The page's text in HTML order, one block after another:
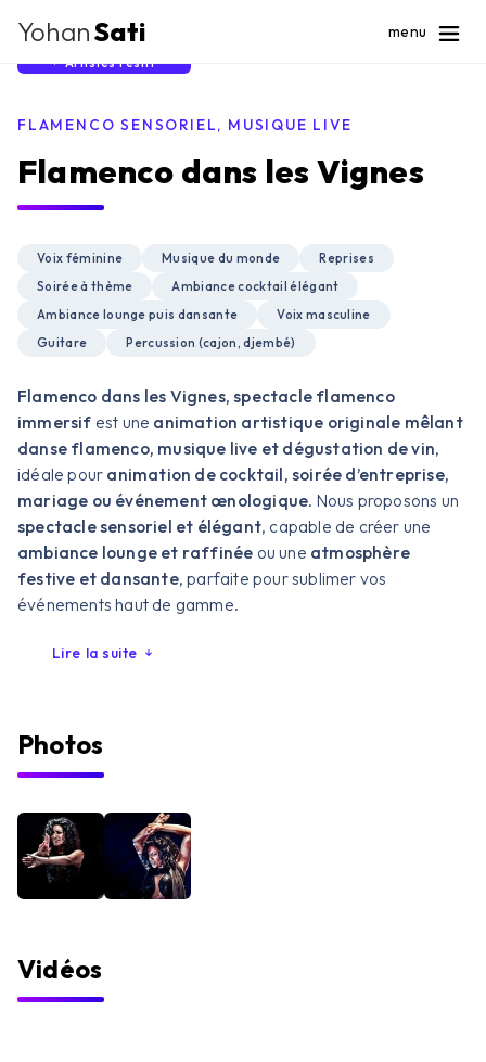
YohanSati menu
Artistes Festif
FLAMENCO SENSORIEL, MUSIQUE LIVE
Flamenco dans les Vignes
Voix féminine Musique du monde
Reprises
Soirée à thème
Ambiance cocktail élégant
Ambiance lounge puis dansante
Voix masculine
Guitare
Percussion (cajon, djembé)
Flamenco dans les Vignes, spectacle flamenco
immersif est une animation artistique originale mêlant
danse flamenco, musique live et dégustation de vin,
idéale pour animation de cocktail, soirée d’entreprise,
mariage ou événement œnologique. Nous proposons un
spectacle sensoriel et élégant, capable de créer une
ambiance lounge et raffinée ou une atmosphère
festive et dansante, parfaite pour sublimer vos
événements haut de gamme.
Lire la suite
Photos
Vidéos